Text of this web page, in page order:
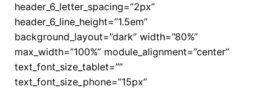
header_6_letter_spacing=”2px”
header_6_line_height=”1.5em”
background_layout=”dark” width=”80%”
max_width=”100%” module_alignment=”center”
text_font_size_tablet=””
text_font_size_phone=”15px”